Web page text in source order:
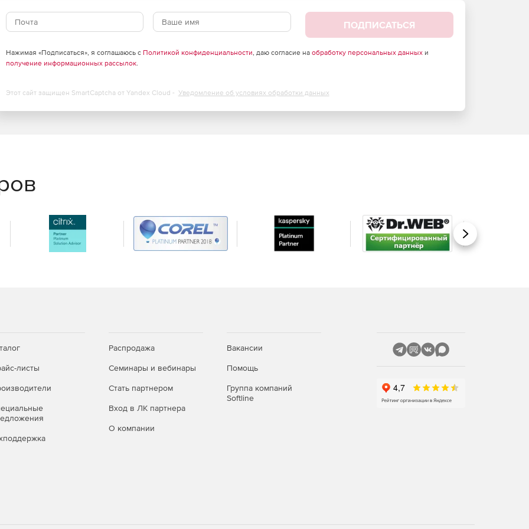
точка, звезда, иерархическое дерево, частично-
защиты, выделения зон с разным уровнем доверия,
в центре.
аналогичной DMVPN.
ПОДПИСАТЬСЯ
Нажимая «Подписаться», я соглашаюсь с Политикой конфиденциальности, даю согласие на обработку персональных данныхи
получение информационных рассылок.
Этот сайт защищен SmartCaptcha от Yandex Cloud - Уведомление об условиях обработки данных
Вперед
листы
Распродажа
Семинары и вебинары
Стать партнером
Вход в ЛК партнера
О компании
Вакансии
Помощь
Группа компаний
Softline